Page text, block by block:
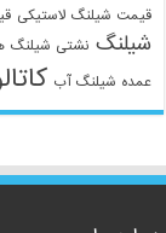
قیمت شیلنگ لاستیکی
شیلنگ نشتی شیلنگ
عمده شیلنگ آب